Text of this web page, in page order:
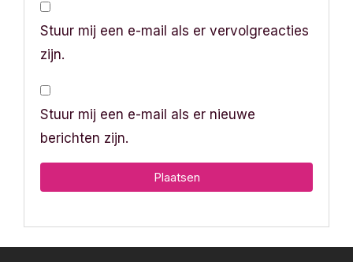
Stuur mij een e-mail als er vervolgreacties
zijn.
Stuur mij een e-mail als er nieuwe
berichten zijn.